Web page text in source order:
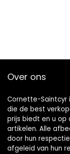
Over ons
Cornette-Saintcyr
die de best
prijs biedt en u op
artikelen. Alle
door hun
afgeleid van hun